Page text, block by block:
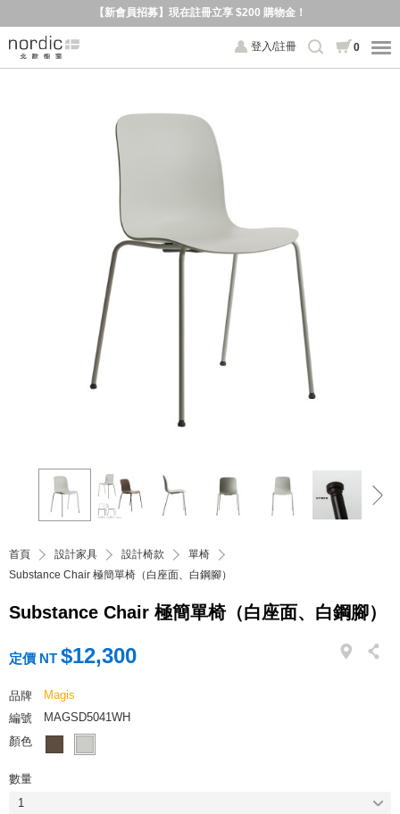
【新會員招募】現在註冊立享 $200 購物金！
登入/註冊 0
首頁 設計家具 設計椅款
單椅
Substance Chair 極簡單椅（白座面、白鋼腳）
Substance Chair 極簡單椅（白座面、白鋼腳）
定價 NT $12,300
品牌
Magis
編號
MAGSD5041WH
顏色
數量
1